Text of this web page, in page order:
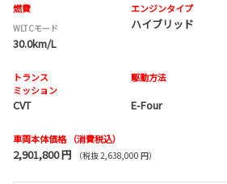
燃費
WLTCモード
30.0km/L
エンジンタイプ
ハイブリッド
トランス
ミッション
CVT
駆動方法
E-Four
車両本体価格 （消費税込）
2,901,800 円 （税抜 2,638,000 円）